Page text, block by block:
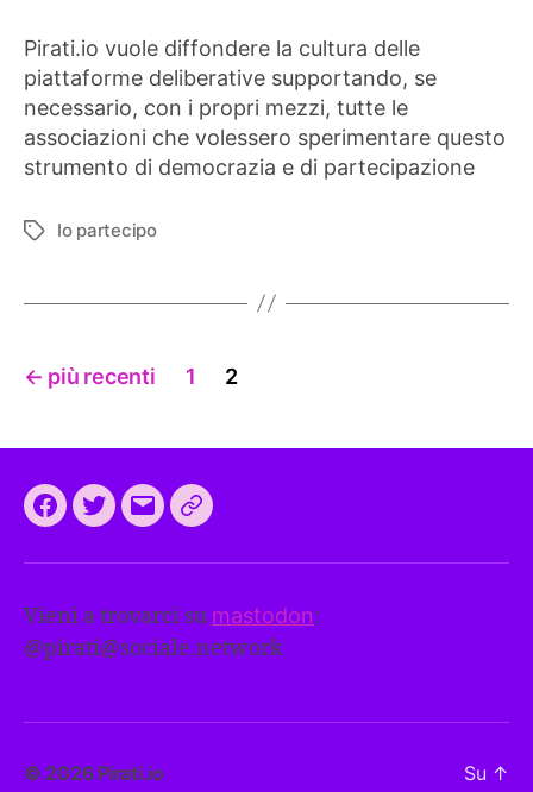
Pirati.io vuole diffondere la cultura delle
piattaforme deliberative supportando, se
necessario, con i propri mezzi, tutte le
associazioni che volessero sperimentare questo
strumento di democrazia e di partecipazione
Tag Io partecipo
Paginazione
articoli
← più recenti 1 2
Facebook
TwitterEmailCEEP
programma
comune
Vieni a trovarci su mastodon:
@pirati@sociale.network
© 2026 Pirati.io Su ↑